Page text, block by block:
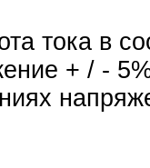
тока в
+ / -